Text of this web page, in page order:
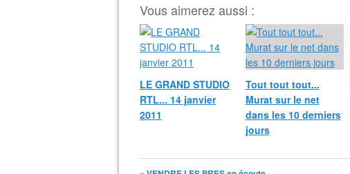
Vous aimerez aussi :
LE GRAND STUDIO
RTL... 14 janvier
2011
Tout tout tout...
Murat sur le net
dans les 10 derniers
jours